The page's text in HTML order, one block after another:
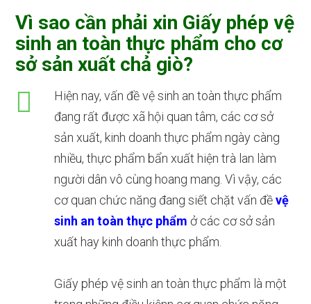
Vì sao cần phải xin Giấy phép vệ
sinh an toàn thực phẩm cho cơ
sở sản xuất chả giò?
Hiện nay, vấn đề vệ sinh an toàn thực phẩm
đang rất được xã hội quan tâm, các cơ sở
sản xuất, kinh doanh thực phẩm ngày càng
nhiều, thực phẩm bẩn xuất hiện trà lan làm
người dân vô cùng hoang mang. Vì vậy, các
cơ quan chức năng đang siết chặt vấn đềvệ
sinh an toàn thực phẩm ở các cơ sở sản
xuất hay kinh doanh thực phẩm.
Giấy phép vệ sinh an toàn thực phẩm là một